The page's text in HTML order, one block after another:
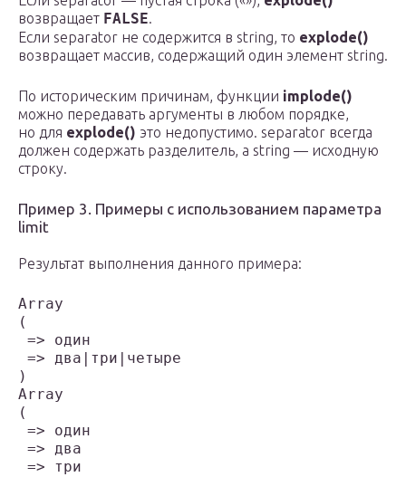
возвращает FALSE.
Если separator не содержится в string, то explode()
возвращает массив, содержащий один элемент string.
По историческим причинам, функции implode()
можно передавать аргументы в любом порядке,
но для explode() это недопустимо. separator всегда
должен содержать разделитель, а string — исходную
строку.
Пример 3. Примеры с использованием параметра
limit
Результат выполнения данного примера:
Array
(
=> один
=> два|три|четыре
)
Array
(
=> один
=> два
=> три